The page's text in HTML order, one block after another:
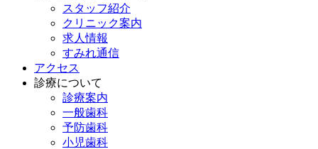
スタッフ紹介
クリニック案内
求人情報
すみれ通信
アクセス
診療について
診療案内
一般歯科
予防歯科
小児歯科